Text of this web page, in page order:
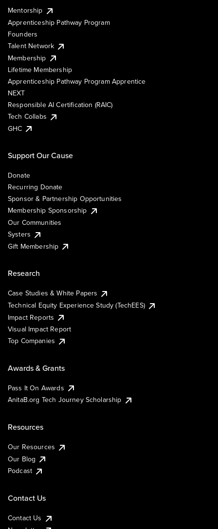
Mentorship
Apprenticeship Pathway Program
Founders
Talent Network
Membership
Lifetime Membership
Apprenticeship Pathway Program Apprentice
NEXT
Responsible AI Certification (RAIC)
Tech Collabs
GHC
Support Our Cause
Donate
Recurring Donate
Sponsor & Partnership Opportunities
Membership Sponsorship
Our Communities
Systers
Gift Membership
Research
Case Studies & White Papers
Technical Equity Experience Study (TechEES)
Impact Reports
Visual Impact Report
Top Companies
Awards & Grants
Pass It On Awards
AnitaB.org Tech Journey Scholarship
Resources
Our Resources
Our Blog
Podcast
Contact Us
Contact Us